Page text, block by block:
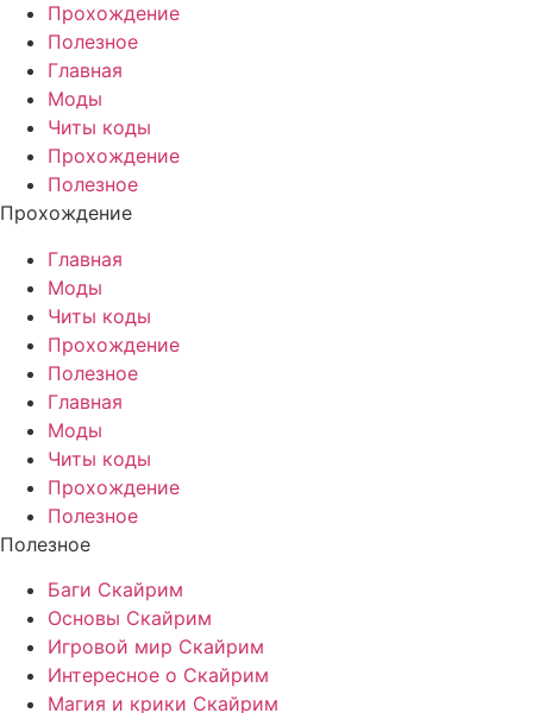
Прохождение
Полезное
Главная
Моды
Читы коды
Прохождение
Полезное
Прохождение
Главная
Моды
Читы коды
Прохождение
Полезное
Главная
Моды
Читы коды
Прохождение
Полезное
Полезное
Баги Скайрим
Основы Скайрим
Игровой мир Скайрим
Интересное о Скайрим
Магия и крики Скайрим